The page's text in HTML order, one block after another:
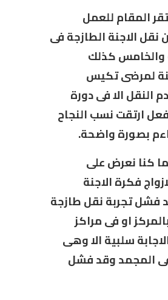
المقام للعمل
نقل الاجنة الطازجة فى
والخامس كذلك
لمرضى تكيس
النقل الا فى دورة
ارتقت نسب النجاح
بصورة واضحة.
كنا نعرض على
فكرة الاجنة
فشل تجربة نقل طازجة
او فى مراكز
سلبية الا وهى
المجمد وقد فشل